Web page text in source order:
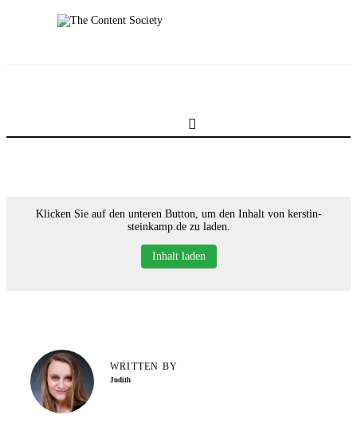
Alle Blogartikel in TCS
Klicken Sie auf den unteren Button, um den Inhalt von kerstin-
steinkamp.de zu laden.
Inhalt laden
WRITTEN BY
Judith